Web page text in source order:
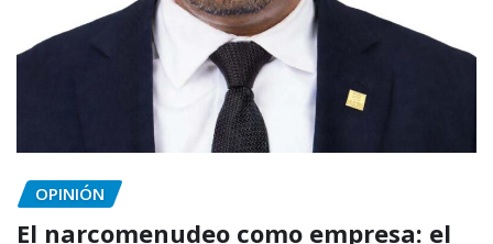
OPINIÓN
El narcomenudeo como empresa: el